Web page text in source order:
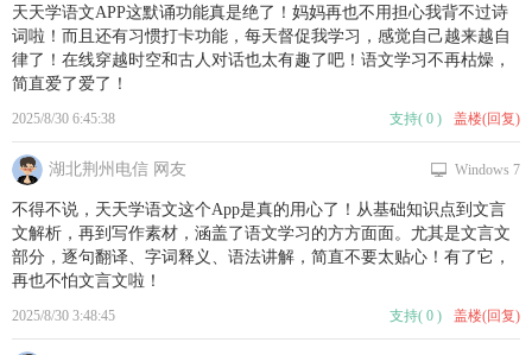
2025/8/30 6:45:38
天天学语文APP这默诵功能真是绝了！妈妈再也不用担心我背不过诗
词啦！而且还有习惯打卡功能，每天督促我学习，感觉自己越来越自
律了！在线穿越时空和古人对话也太有趣了吧！语文学习不再枯燥，
简直爱了爱了！
支持( 0 ) 盖楼(回复)
湖北荆州电信 网友
2025/8/30 3:48:45
不得不说，天天学语文这个App是真的用心了！从基础知识点到文言
文解析，再到写作素材，涵盖了语文学习的方方面面。尤其是文言文
部分，逐句翻译、字词释义、语法讲解，简直不要太贴心！有了它，
再也不怕文言文啦！
Windows 7
支持( 0 ) 盖楼(回复)